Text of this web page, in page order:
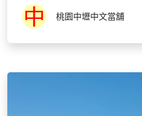
桃園中壢中文當舖